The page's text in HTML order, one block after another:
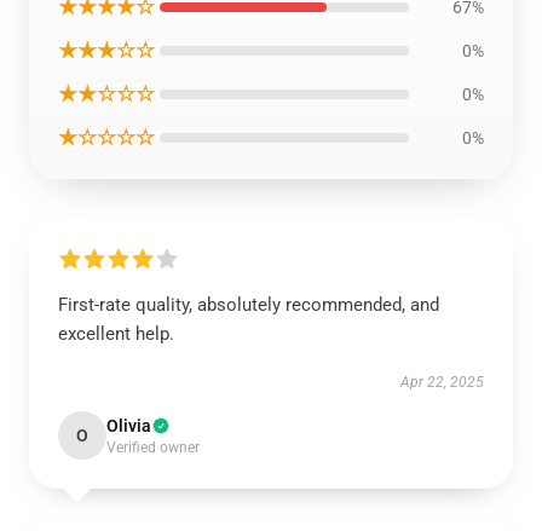
★★★★☆ 67%
★★★☆☆ 0%
★★☆☆☆ 0%
★☆☆☆☆ 0%
First-rate quality, absolutely recommended, and
excellent help.
Apr 22, 2025
O Olivia
Verified owner